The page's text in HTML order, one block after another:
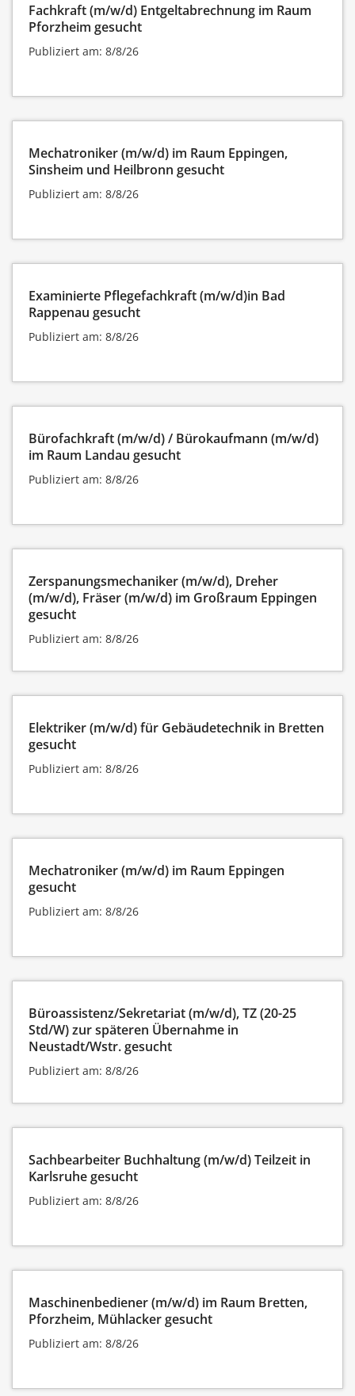
Fachkraft (m/w/d) Entgeltabrechnung im Raum
Pforzheim gesucht
Publiziert am: 8/8/26
Mechatroniker (m/w/d) im Raum Eppingen,
Sinsheim und Heilbronn gesucht
Publiziert am: 8/8/26
Examinierte Pflegefachkraft (m/w/d)in Bad
Rappenau gesucht
Publiziert am: 8/8/26
Bürofachkraft (m/w/d) / Bürokaufmann (m/w/d)
im Raum Landau gesucht
Publiziert am: 8/8/26
Zerspanungsmechaniker (m/w/d), Dreher
(m/w/d), Fräser (m/w/d) im Großraum Eppingen
gesucht
Publiziert am: 8/8/26
Elektriker (m/w/d) für Gebäudetechnik in Bretten
gesucht
Publiziert am: 8/8/26
Mechatroniker (m/w/d) im Raum Eppingen
gesucht
Publiziert am: 8/8/26
Büroassistenz/Sekretariat (m/w/d), TZ (20-25
Std/W) zur späteren Übernahme in
Neustadt/Wstr. gesucht
Publiziert am: 8/8/26
Sachbearbeiter Buchhaltung (m/w/d) Teilzeit in
Karlsruhe gesucht
Publiziert am: 8/8/26
Maschinenbediener (m/w/d) im Raum Bretten,
Pforzheim, Mühlacker gesucht
Publiziert am: 8/8/26